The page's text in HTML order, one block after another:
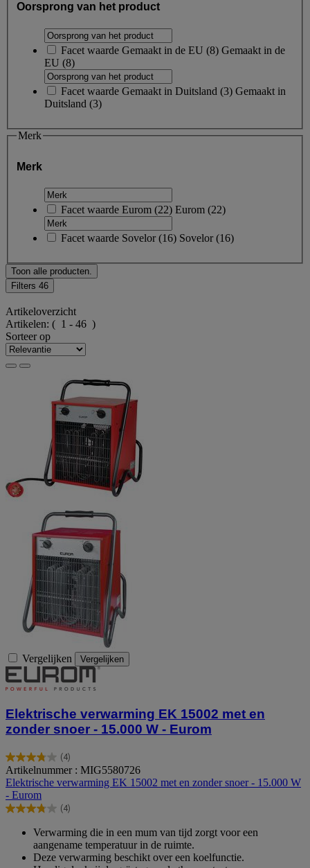
Oorsprong van het product
Facet waarde Gemaakt in de EU (8) Gemaakt in de
EU (8)
Facet waarde Gemaakt in Duitsland (3) Gemaakt in
Duitsland (3)
Merk
Merk
Facet waarde Eurom (22) Eurom (22)
Facet waarde Sovelor(16) Sovelor(16)
Toon alle producten.
Filters 46
Artikeloverzicht
Artikelen: ( 1 - 46 )
Sorteer op
Vergelijken Vergelijken
Elektrische verwarming EK 15002 met en
zonder snoer - 15.000 W - Eurom
(4)
3.8
van
de
5
sterren.
beoordelingen
Artikelnummer : MIG5580726
Elektrische verwarming EK 15002 met en zonder snoer - 15.000 W
- Eurom
(4)
3.8
sterren.
Verwarming die in een mum van tijd zorgt voor een
aangename temperatuur in de ruimte.
Deze verwarming beschikt over een koelfunctie.